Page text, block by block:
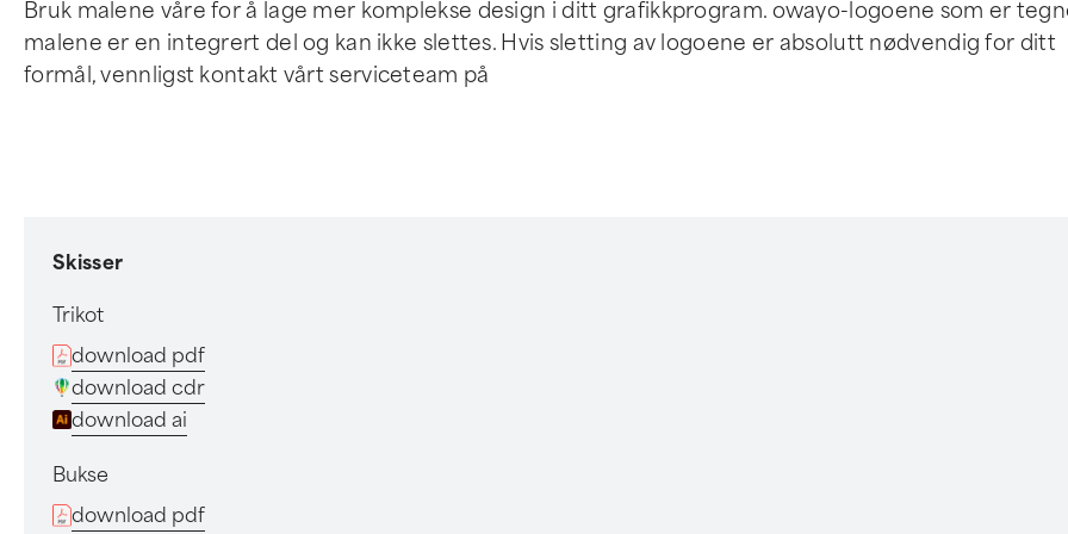
Bruk malene våre for å lage mer komplekse design i ditt grafikkprogram. owayo-logoene som er
malene er en integrert del og kan ikke slettes. Hvis sletting av logoene er absolutt nødvendig for ditt
formål, vennligst kontakt vårt serviceteam på
Skisser
Trikot
download pdf
download cdr
download ai
Bukse
download pdf